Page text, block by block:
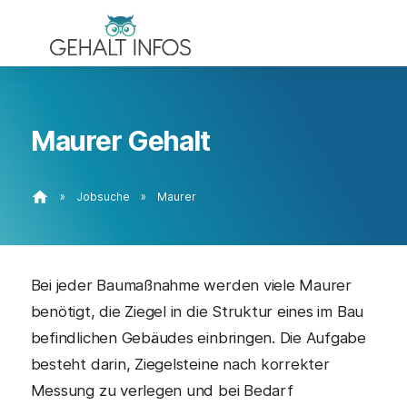
Maurer Gehalt
home » Jobsuche » Maurer
Bei jeder Baumaßnahme werden viele Maurer
benötigt, die Ziegel in die Struktur eines im Bau
befindlichen Gebäudes einbringen. Die Aufgabe
besteht darin, Ziegelsteine nach korrekter
Messung zu verlegen und bei Bedarf